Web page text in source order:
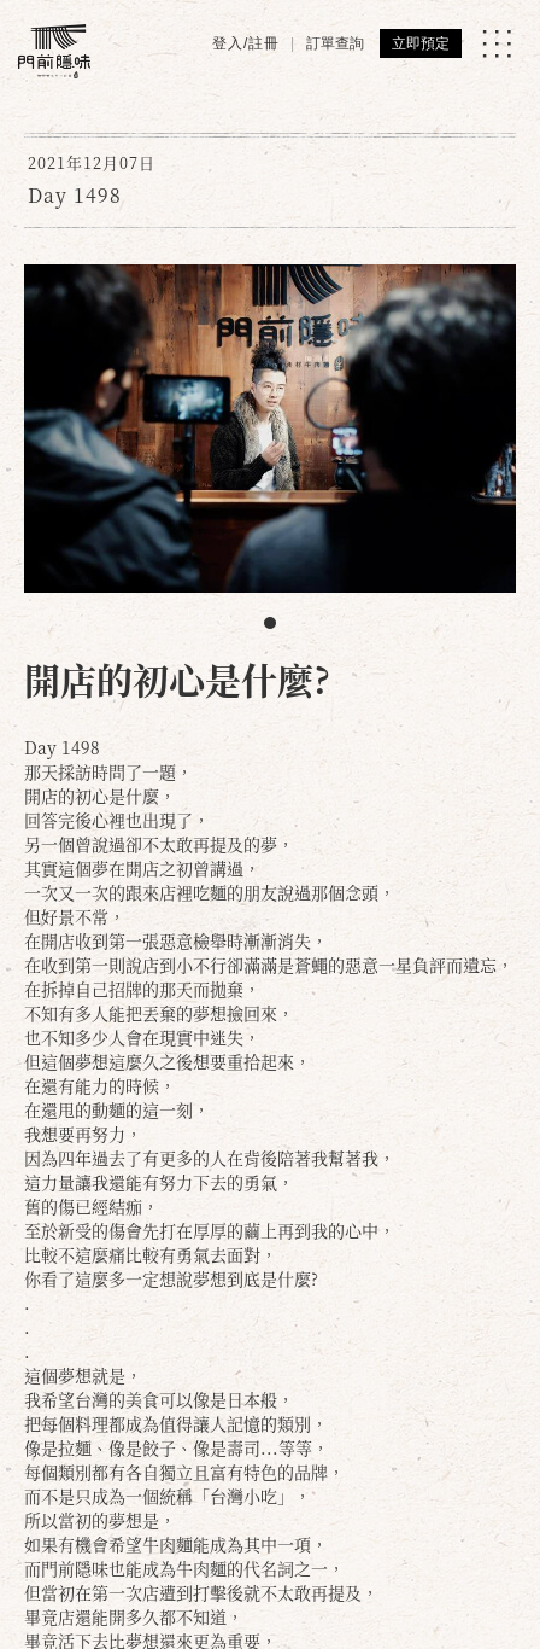
登入/註冊 訂單查詢 立即預定
2021年12月07日
Day 1498
開店的初心是什麼?
Day 1498
那天採訪時問了一題，
開店的初心是什麼，
回答完後心裡也出現了，
另一個曾說過卻不太敢再提及的夢，
其實這個夢在開店之初曾講過，
一次又一次的跟來店裡吃麵的朋友說過那個念頭，
但好景不常，
在開店收到第一張惡意檢舉時漸漸消失，
在收到第一則說店到小不行卻滿滿是蒼蠅的惡意一星負評而遺忘，
在拆掉自己招牌的那天而拋棄，
不知有多人能把丟棄的夢想撿回來，
也不知多少人會在現實中迷失，
但這個夢想這麼久之後想要重拾起來，
在還有能力的時候，
在還甩的動麵的這一刻，
我想要再努力，
因為四年過去了有更多的人在背後陪著我幫著我，
這力量讓我還能有努力下去的勇氣，
舊的傷已經結痂，
至於新受的傷會先打在厚厚的繭上再到我的心中，
比較不這麼痛比較有勇氣去面對，
你看了這麼多一定想說夢想到底是什麼?
.
.
.
這個夢想就是，
我希望台灣的美食可以像是日本般，
把每個料理都成為值得讓人記憶的類別，
像是拉麵、像是餃子、像是壽司...等等，
每個類別都有各自獨立且富有特色的品牌，
而不是只成為一個統稱「台灣小吃」，
所以當初的夢想是，
如果有機會希望牛肉麵能成為其中一項，
而門前隱味也能成為牛肉麵的代名詞之一，
但當初在第一次店遭到打擊後就不太敢再提及，
畢竟店還能開多久都不知道，
畢竟活下去比夢想還來更為重要，